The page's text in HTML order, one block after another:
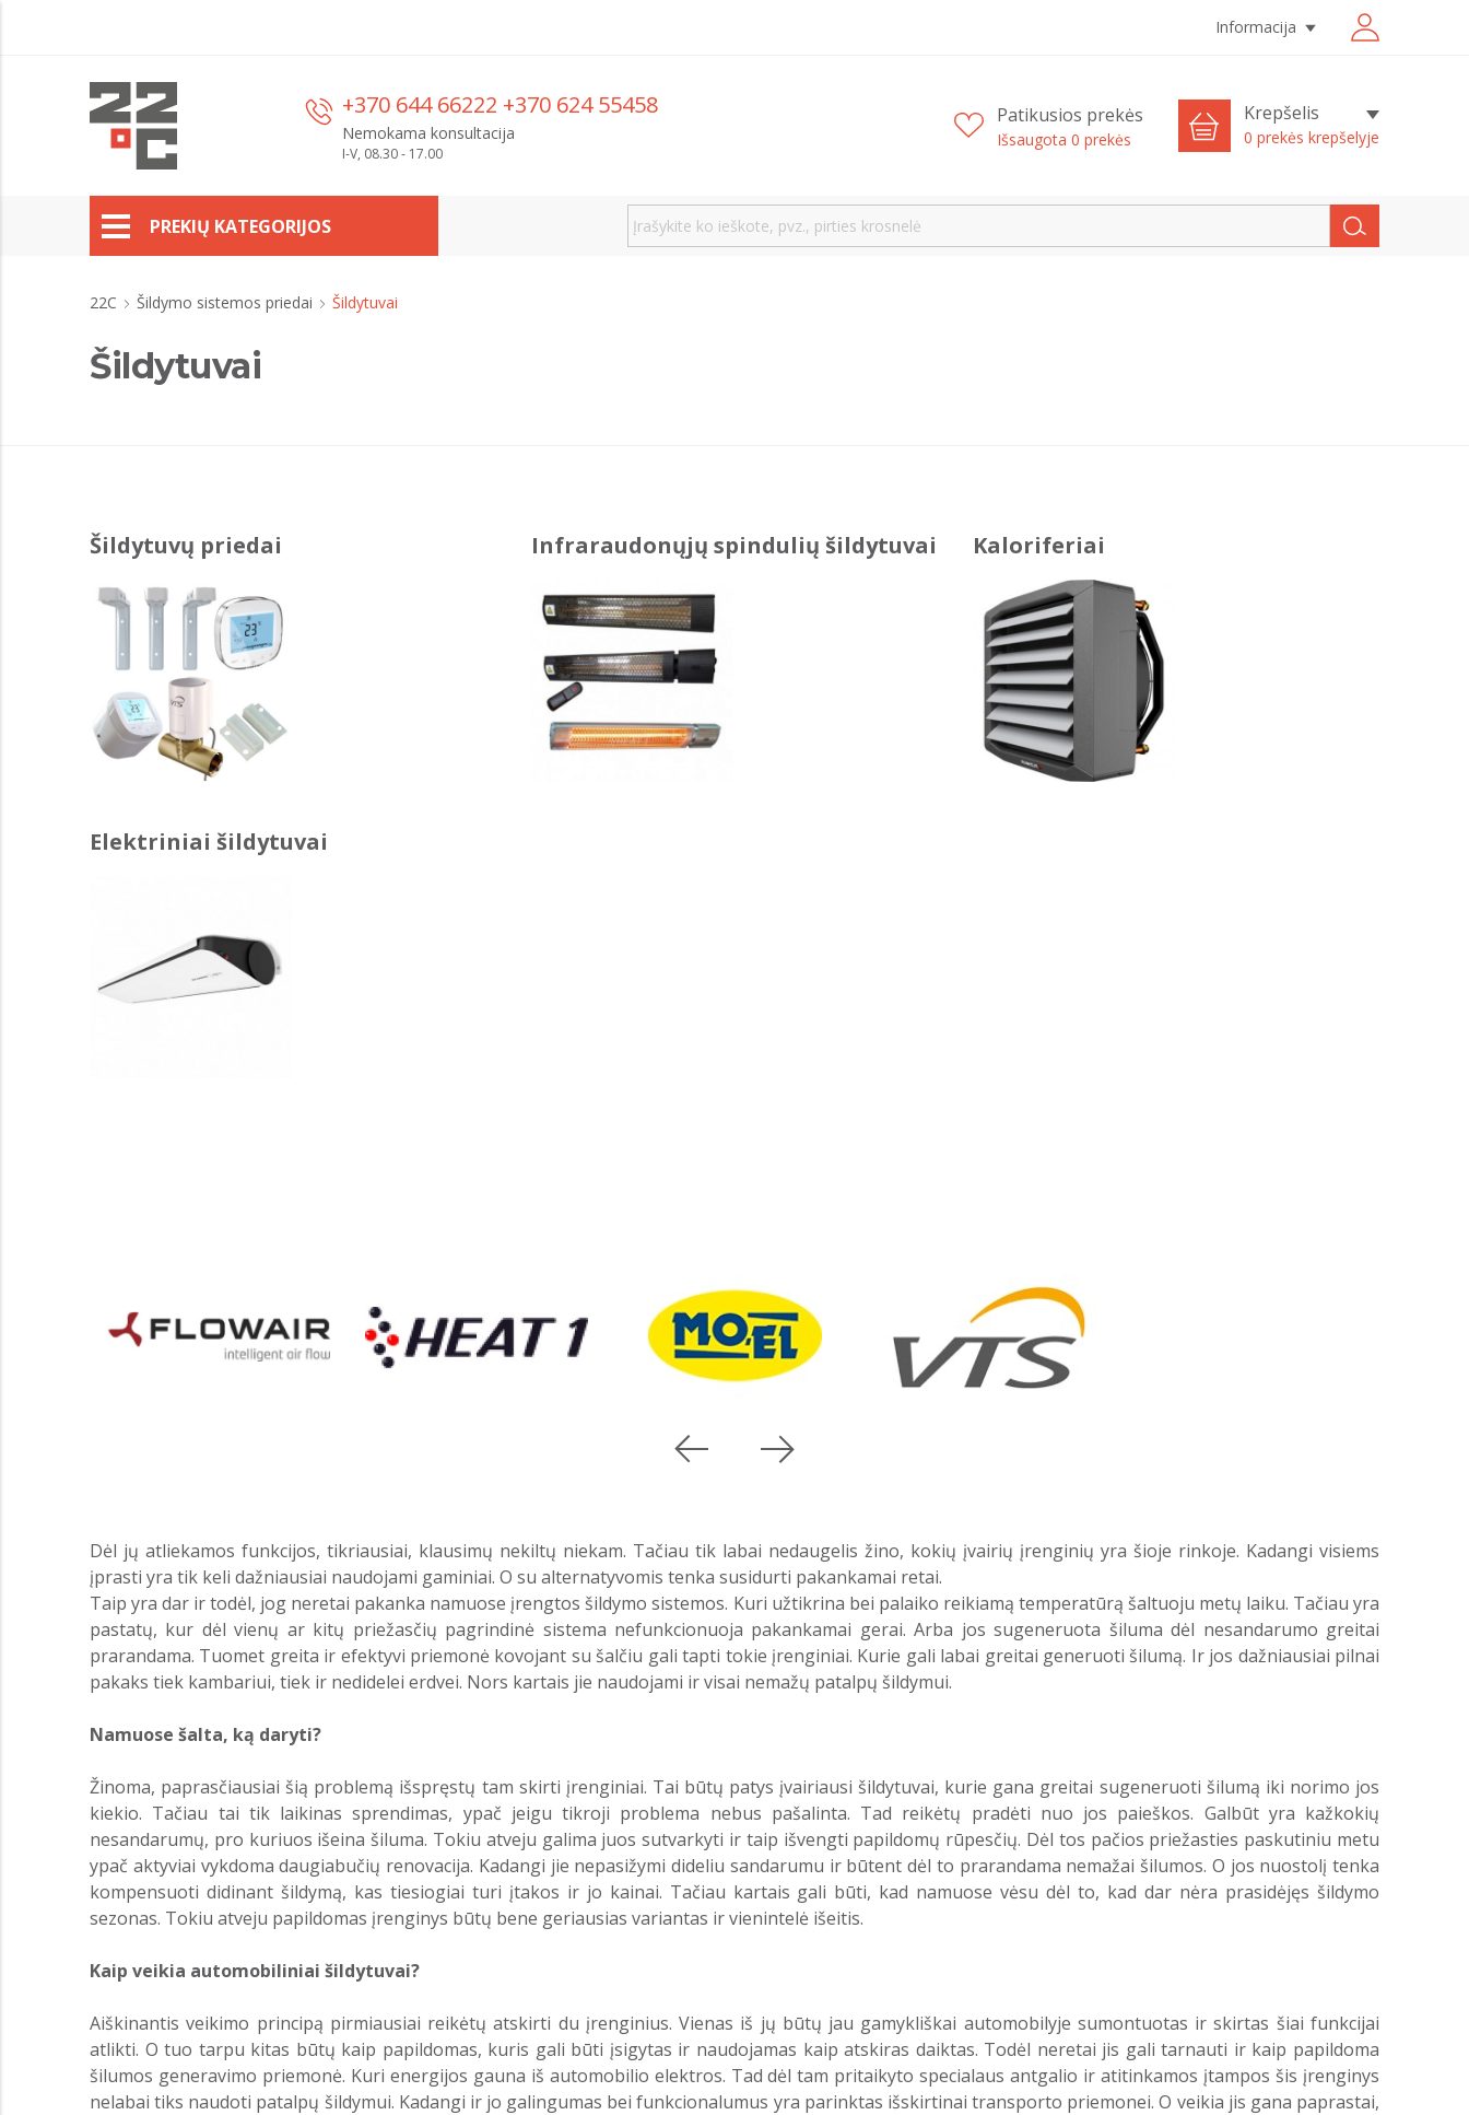
Informacija
+370 644 66222 +370 624 55458
Nemokama konsultacija
I-V, 08.30 - 17.00
Patikusios prekės
Išsaugota 0 prekės
Krepšelis
0 prekės krepšelyje
PREKIŲ KATEGORIJOS
22C Šildymo sistemos priedai Šildytuvai
Šildytuvai
Šildytuvų priedai Infraraudonųjų spindulių šildytuvai Kaloriferiai
Elektriniai šildytuvai
Dėl jų atliekamos funkcijos, tikriausiai, klausimų nekiltų niekam. Tačiau tik labai nedaugelis žino, kokių įvairių įrenginių yra šioje rinkoje. Kadangi visiems
įprasti yra tik keli dažniausiai naudojami gaminiai. O su alternatyvomis tenka susidurti pakankamai retai.
Taip yra dar ir todėl, jog neretai pakanka namuose įrengtos šildymo sistemos. Kuri užtikrina bei palaiko reikiamą temperatūrą šaltuoju metų laiku. Tačiau yra
pastatų, kur dėl vienų ar kitų priežasčių pagrindinė sistema nefunkcionuoja pakankamai gerai. Arba jos sugeneruota šiluma dėl nesandarumo greitai
prarandama. Tuomet greita ir efektyvi priemonė kovojant su šalčiu gali tapti tokie įrenginiai. Kurie gali labai greitai generuoti šilumą. Ir jos dažniausiai pilnai
pakaks tiek kambariui, tiek ir nedidelei erdvei. Nors kartais jie naudojami ir visai nemažų patalpų šildymui.
Namuose šalta, ką daryti?
Žinoma, paprasčiausiai šią problemą išspręstų tam skirti įrenginiai. Tai būtų patys įvairiausi šildytuvai, kurie gana greitai sugeneruoti šilumą iki norimo jos
kiekio. Tačiau tai tik laikinas sprendimas, ypač jeigu tikroji problema nebus pašalinta. Tad reikėtų pradėti nuo jos paieškos. Galbūt yra kažkokių
nesandarumų, pro kuriuos išeina šiluma. Tokiu atveju galima juos sutvarkyti ir taip išvengti papildomų rūpesčių. Dėl tos pačios priežasties paskutiniu metu
ypač aktyviai vykdoma daugiabučių renovacija. Kadangi jie nepasižymi dideliu sandarumu ir būtent dėl to prarandama nemažai šilumos. O jos nuostolį tenka
kompensuoti didinant šildymą, kas tiesiogiai turi įtakos ir jo kainai. Tačiau kartais gali būti, kad namuose vėsu dėl to, kad dar nėra prasidėjęs šildymo
sezonas. Tokiu atveju papildomas įrenginys būtų bene geriausias variantas ir vienintelė išeitis.
Kaip veikia automobiliniai šildytuvai?
Aiškinantis veikimo principą pirmiausiai reikėtų atskirti du įrenginius. Vienas iš jų būtų jau gamykliškai automobilyje sumontuotas ir skirtas šiai funkcijai
atlikti. O tuo tarpu kitas būtų kaip papildomas, kuris gali būti įsigytas ir naudojamas kaip atskiras daiktas. Todėl neretai jis gali tarnauti ir kaip papildoma
šilumos generavimo priemonė. Kuri energijos gauna iš automobilio elektros. Tad dėl tam pritaikyto specialaus antgalio ir atitinkamos įtampos šis įrenginys
nelabai tiks naudoti patalpų šildymui. Kadangi ir jo galingumas bei funkcionalumus yra parinktas išskirtinai transporto priemonei. O veikia jis gana paprastai,